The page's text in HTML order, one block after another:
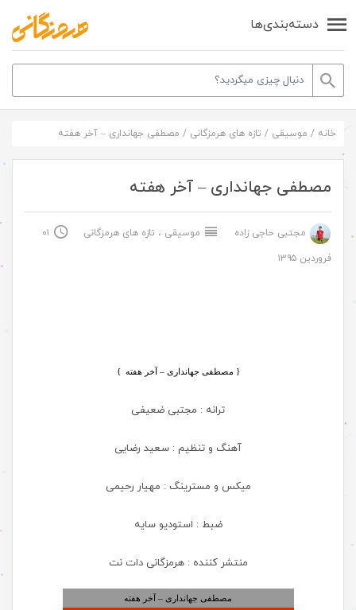
دسته‌بندی‌ها
خانه / موسیقی / تازه های هرمزگانی / مصطفی جهانداری – آخر هفته
مصطفی جهانداری – آخر هفته
مجتبی حاجی زاده موسیقی ، تازه های هرمزگانی
۰۱
فروردین ۱۳۹۵
{ مصطفی جهانداری – آخر هفته}
ترانه : مجتبی ضعیفی
آهنگ و تنظیم : سعید رضایی
میکس و مسترینگ : مهیار رحیمی
ضبط : استودیو سایه
منتشر کننده : هرمزگانی دات نت
مصطفی جهانداری – آخر هفته